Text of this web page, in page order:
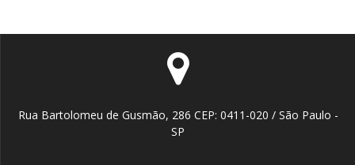
Rua Bartolomeu de Gusmão, 286 CEP: 0411-020 / São Paulo -
SP